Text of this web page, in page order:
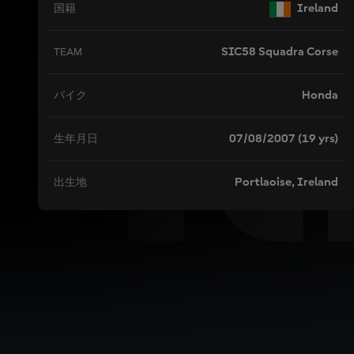
国籍 Ireland
TEAM SIC58 Squadra Corse
バイク Honda
生年月日 07/08/2007 (19 yrs)
出生地 Portlaoise, Ireland